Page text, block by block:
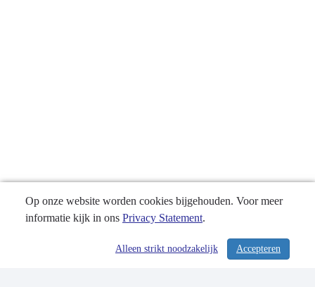
/ 364
Op onze website worden cookies bijgehouden. Voor meer
informatie kijk in ons Privacy Statement.
Accepteren
Alleen strikt noodzakelijk